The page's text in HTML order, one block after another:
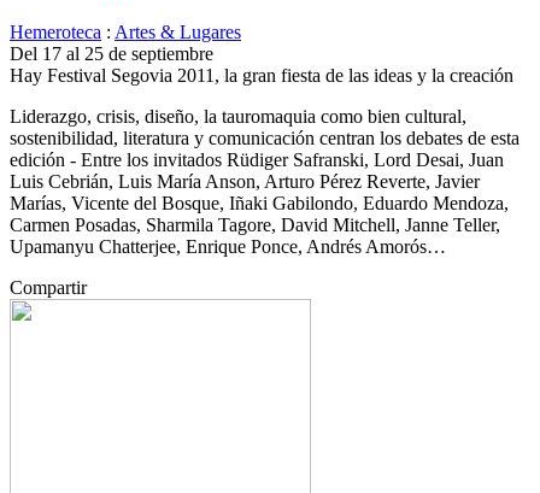
Hemeroteca : Artes & Lugares
Del 17 al 25 de septiembre
Hay Festival Segovia 2011, la gran fiesta de las ideas y la creación
Liderazgo, crisis, diseño, la tauromaquia como bien cultural,
sostenibilidad, literatura y comunicación centran los debates de esta
edición - Entre los invitados Rüdiger Safranski, Lord Desai, Juan
Luis Cebrián, Luis María Anson, Arturo Pérez Reverte, Javier
Marías, Vicente del Bosque, Iñaki Gabilondo, Eduardo Mendoza,
Carmen Posadas, Sharmila Tagore, David Mitchell, Janne Teller,
Upamanyu Chatterjee, Enrique Ponce, Andrés Amorós…
Compartir